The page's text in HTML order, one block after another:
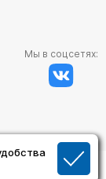
Мы в соцсетях: